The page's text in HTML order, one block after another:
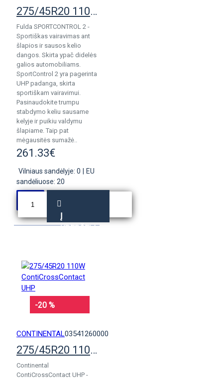
275/45R20 110Y Fulda Sportcontrol 2 pad.
Fulda SPORTCONTROL 2 -
Sportiškas vairavimas ant
šlapios ir sausos kelio
dangos. Skirta ypač didelės
galios automobiliams.
SportControl 2 yra pagerinta
UHP padanga, skirta
sportiškam vairavimui.
Pasinaudokite trumpu
stabdymo keliu sausame
kelyje ir puikiu valdymu
šlapiame. Taip pat
mėgausitės sumažė..
261.33€
Vilniaus sandėlyje: 0
EU
sandėliuose: 20
Į
KREPŠELĮ
-20 %
CONTINENTAL03541260000
275/45R20 110W ContiCrossContact UHP
Continental
ContiCrossContact UHP -